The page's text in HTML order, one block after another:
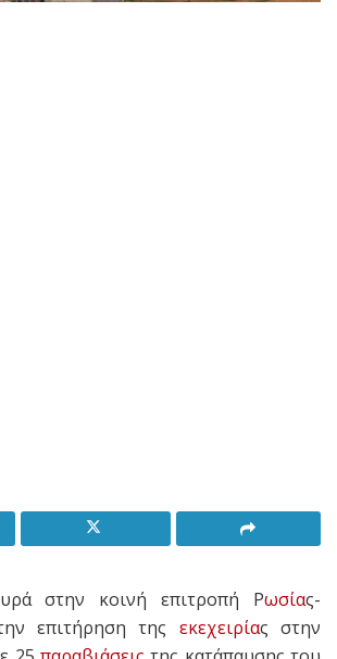
στην κοινή επιτροπή Ρωσίας-
επιτήρηση της εκεχειρίας στην